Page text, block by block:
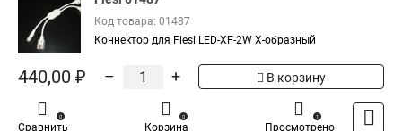
Код товара: 01487
Коннектор для Flesi LED-XF-2W X-образный
440,00 ₽ – + В корзину
Сравнить
0
Корзина
0
Просмотрено
1